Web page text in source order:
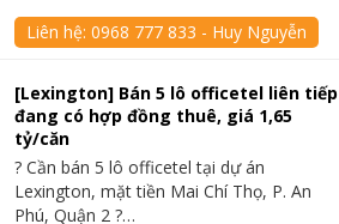
Liên hệ:0968 777 833 - Huy Nguyễn
[Lexington] Bán 5 lô officetel liên tiếp
đang có hợp đồng thuê, giá 1,65
tỷ/căn
? Cần bán 5 lô officetel tại dự án
Lexington, mặt tiền Mai Chí Thọ, P. An
Phú, Quận 2 ?…